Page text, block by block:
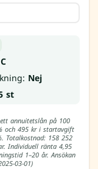
Nej
st
annuitetslån på 100
och 495 kr i startavgift
Totalkostnad: 158 252
Individuell ränta 4,95
1–20 år. Ansökan
03-01)